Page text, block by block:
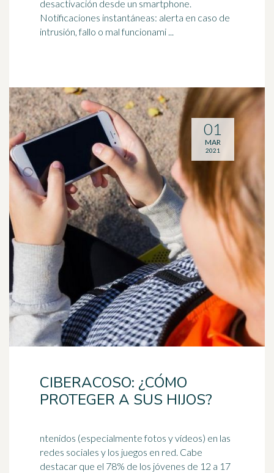
desactivación desde un smartphone.
Notificaciones instantáneas: alerta en caso de
intrusión, fallo o mal funcionami ...
CIBERACOSO: ¿CÓMO
PROTEGER A SUS HIJOS?
ntenidos (especialmente fotos y vídeos) en las
redes sociales y los juegos en red. Cabe
destacar que el 78% de los jóvenes de 12 a 17
01
MAR
2021